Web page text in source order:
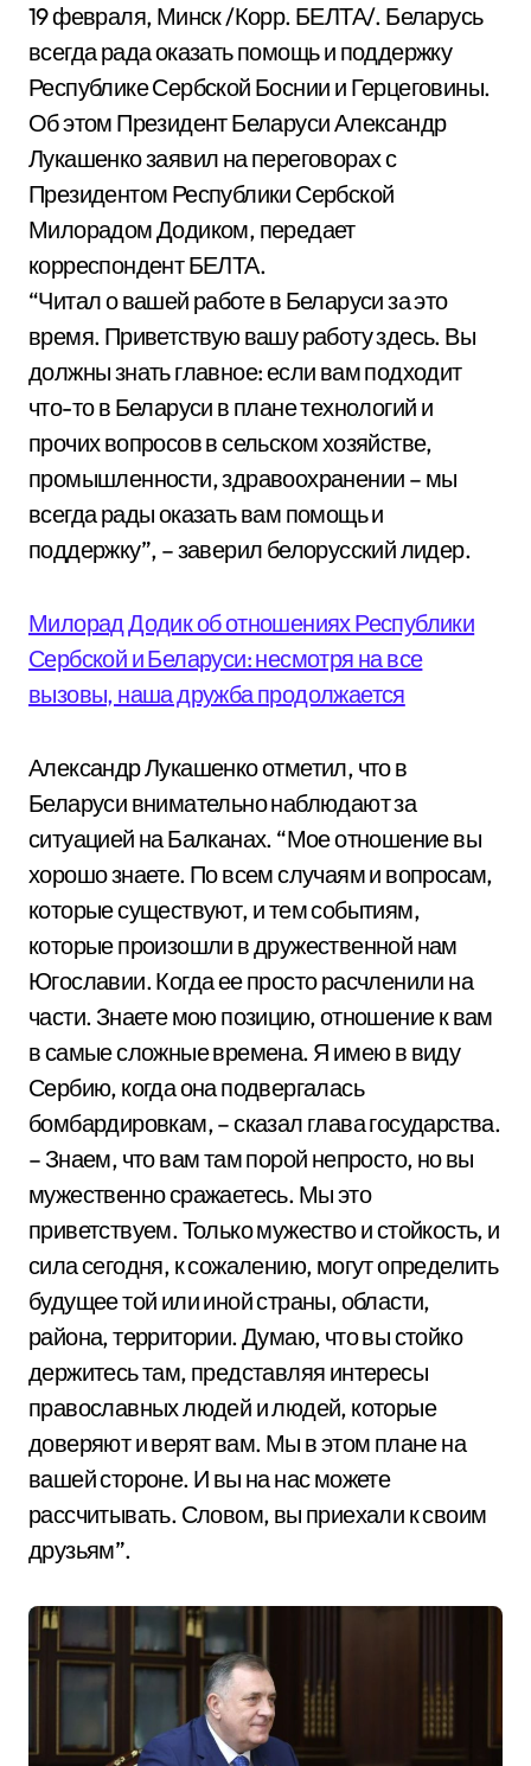
19 февраля, Минск /Корр. БЕЛТА/. Беларусь
всегда рада оказать помощь и поддержку
Республике Сербской Боснии и Герцеговины.
Об этом Президент Беларуси Александр
Лукашенко заявил на переговорах с
Президентом Республики Сербской
Милорадом Додиком, передает
корреспондент БЕЛТА.
“Читал о вашей работе в Беларуси за это
время. Приветствую вашу работу здесь. Вы
должны знать главное: если вам подходит
что-то в Беларуси в плане технологий и
прочих вопросов в сельском хозяйстве,
промышленности, здравоохранении – мы
всегда рады оказать вам помощь и
поддержку”, – заверил белорусский лидер.
Милорад Додик об отношениях Республики
Сербской и Беларуси: несмотря на все
вызовы, наша дружба продолжается
Александр Лукашенко отметил, что в
Беларуси внимательно наблюдают за
ситуацией на Балканах. “Мое отношение вы
хорошо знаете. По всем случаям и вопросам,
которые существуют, и тем событиям,
которые произошли в дружественной нам
Югославии. Когда ее просто расчленили на
части. Знаете мою позицию, отношение к вам
в самые сложные времена. Я имею в виду
Сербию, когда она подвергалась
бомбардировкам, – сказал глава государства.
– Знаем, что вам там порой непросто, но вы
мужественно сражаетесь. Мы это
приветствуем. Только мужество и стойкость, и
сила сегодня, к сожалению, могут определить
будущее той или иной страны, области,
района, территории. Думаю, что вы стойко
держитесь там, представляя интересы
православных людей и людей, которые
доверяют и верят вам. Мы в этом плане на
вашей стороне. И вы на нас можете
рассчитывать. Словом, вы приехали к своим
друзьям”.